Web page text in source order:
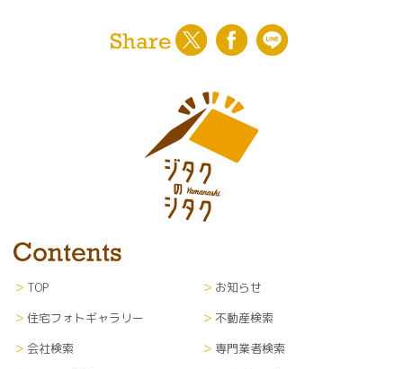
TOP
お知らせ
住宅フォトギャラリー
不動産検索
会社検索
専門業者検索